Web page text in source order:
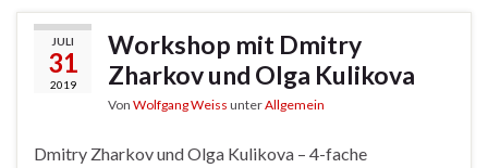
JULI
31
2019
Workshop mit Dmitry
Zharkov und Olga Kulikova
Von Wolfgang Weiss unterAllgemein
Dmitry Zharkov und Olga Kulikova – 4-fache